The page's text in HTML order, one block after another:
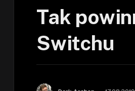
Tak
Switchu